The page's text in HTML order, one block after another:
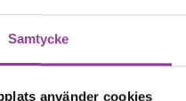
Samtycke
använder cookies